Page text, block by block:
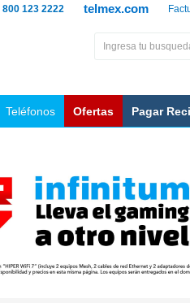
telmex.com
800 123 2222
Teléfonos Ofertas Pagar